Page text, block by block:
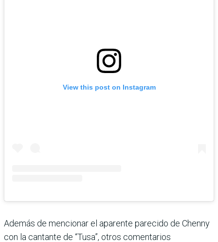
View this post on Instagram
Además de mencionar el aparente parecido de Chenny
con la cantante de “Tusa”, otros comentarios